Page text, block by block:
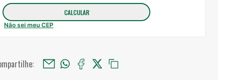
Não sei meu CEP